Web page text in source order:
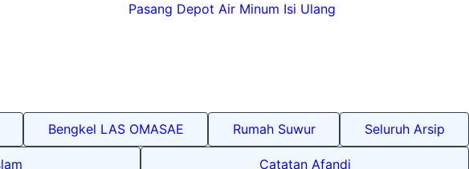
Pasang Depot Air Minum Isi Ulang
Bengkel LAS OMASAE Rumah Suwur Seluruh Arsip
Catatan Afandi